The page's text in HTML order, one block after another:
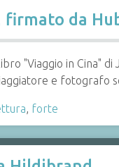
firmato da
"Viaggio in Cina"
e fotografo
, forte